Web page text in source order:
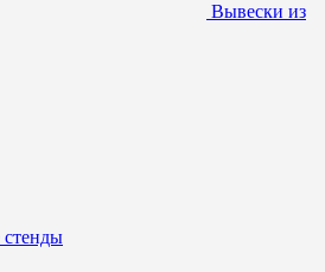
Вывески из